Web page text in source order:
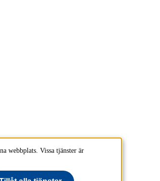
webbplats. Vissa tjänster är